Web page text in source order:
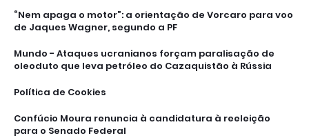
“Nem apaga o motor”: a orientação de Vorcaro para voo
de Jaques Wagner, segundo a PF
Mundo - Ataques ucranianos forçam paralisação de
oleoduto que leva petróleo do Cazaquistão à Rússia
Política de Cookies
Confúcio Moura renuncia à candidatura à reeleição
para o Senado Federal